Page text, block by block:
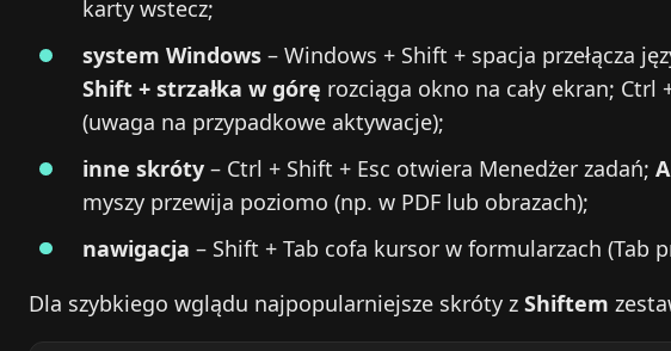
karty wstecz;
system Windows – Windows + Shift + spacja przełącza
Shift + strzałka w górę rozciąga okno na cały ekran;
(uwaga na przypadkowe aktywacje);
inne skróty – Ctrl + Shift + Esc otwiera Menedżer zadań;
myszy przewija poziomo (np. w PDF lub obrazach);
nawigacja – Shift + Tab cofa kursor w formularzach (Tab
Dla szybkiego wglądu najpopularniejsze skróty z Shiftem